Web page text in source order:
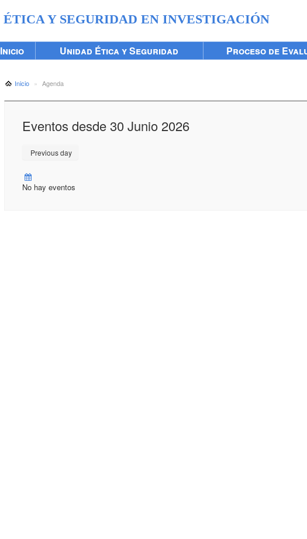
ÉTICA Y SEGURIDAD EN INVESTIGACIÓN
Inicio Unidad Ética y Seguridad Proceso de
Inicio » Agenda
Eventos desde 30 Junio 2026
Previous day
No hay eventos